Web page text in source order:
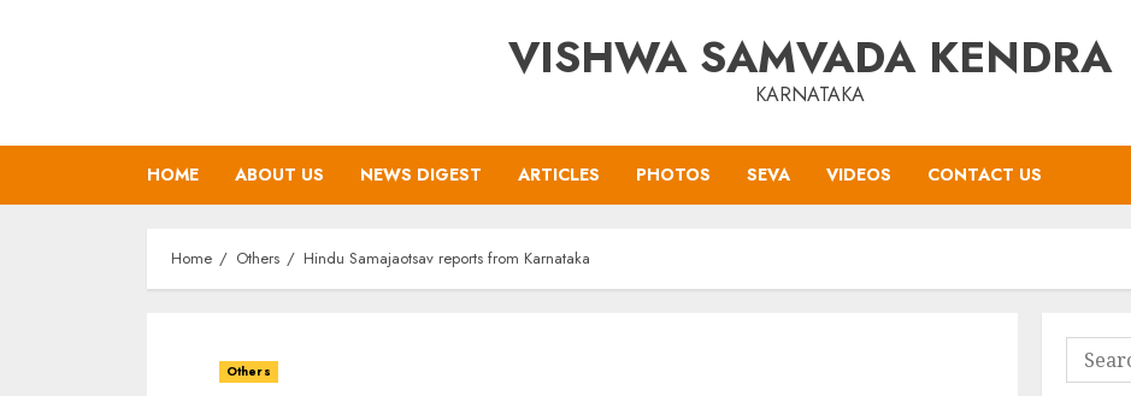
VISHWA SAMVADA KENDRA
KARNATAKA
HOME ABOUT US NEWS DIGEST ARTICLES PHOTOS SEVA VIDEOS CONTACT US
Home Others Hindu Samajaotsav reports from Karnataka
Others
Search
for: